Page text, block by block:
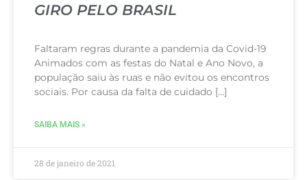
GIRO PELO BRASIL
Faltaram regras durante a pandemia da Covid-19
Animados com as festas do Natal e Ano Novo, a
população saiu às ruas e não evitou os encontros
sociais. Por causa da falta de cuidado […]
SAIBA MAIS »
28 de janeiro de 2021